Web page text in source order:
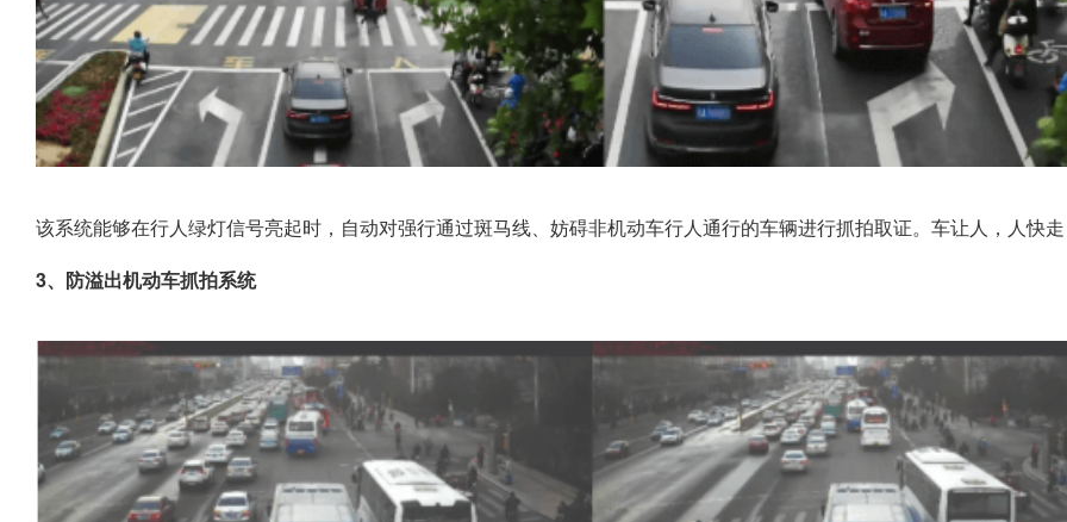
该系统能够在行人绿灯信号亮起时，自动对强行通过斑马线、妨碍非机动车行人通行的车辆进行抓拍取证。车让人，人快
3、防溢出机动车抓拍系统